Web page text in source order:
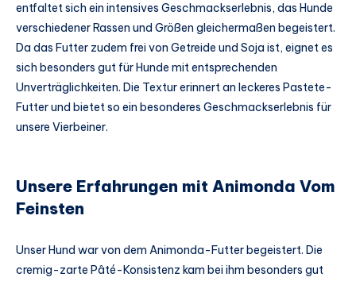
entfaltet sich ein intensives Geschmackserlebnis, das Hunde
verschiedener Rassen und Größen gleichermaßen begeistert.
Da das Futter zudem frei von Getreide und Soja ist, eignet es
sich besonders gut für Hunde mit entsprechenden
Unverträglichkeiten. Die Textur erinnert an leckeres Pastete-
Futter und bietet so ein besonderes Geschmackserlebnis für
unsere Vierbeiner.
Unsere Erfahrungen mit Animonda Vom
Feinsten
Unser Hund war von dem Animonda-Futter begeistert. Die
cremig-zarte Pâté-Konsistenz kam bei ihm besonders gut